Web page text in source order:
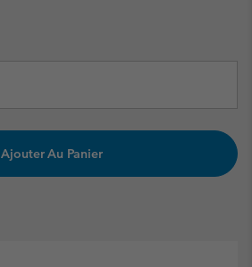
Ajouter Au Panier